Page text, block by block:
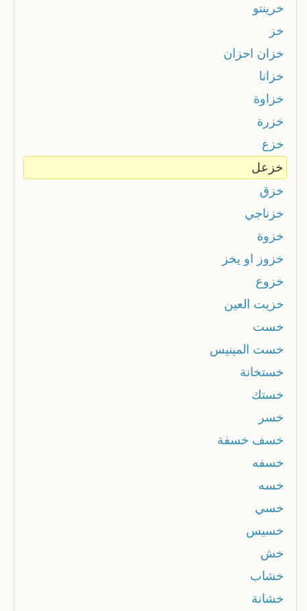
خرينتو
خز
خزان احزان
خزانا
خزاوة
خزرة
خزع
خزعل
خزق
خزناجي
خزوة
خزوز او يخز
خزوع
خزيت العين
خست
خست المينيس
خستخانة
خستك
خسر
خسف خسفة
خسفه
خسه
خسي
خسيس
خش
خشاب
خشانة